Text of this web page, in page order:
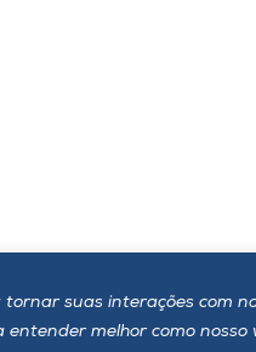
tornar suas interações com
entender melhor como nosso